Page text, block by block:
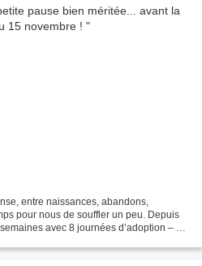
entre naissances, abandons,
pour nous de souffler un peu. Depuis
avec 8 journées d’adoption – et